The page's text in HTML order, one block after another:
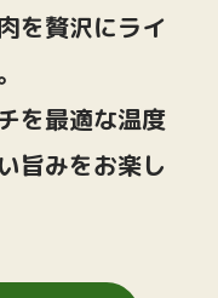
を贅沢にライ
を最適な温度
旨みをお楽し